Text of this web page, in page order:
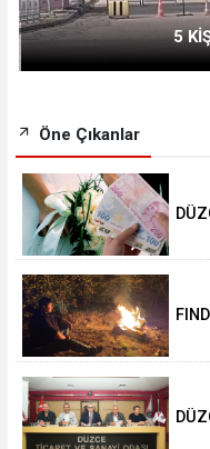
5
Öne Çıkanlar